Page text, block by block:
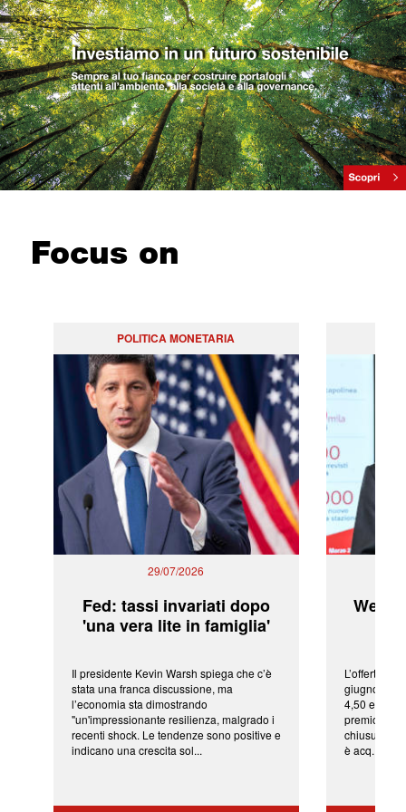
Focus on
POLITICA MONETARIA
29/07/2026
Fed: tassi invariati dopo
'una vera lite in famiglia'
Il presidente Kevin Warsh spiega che c’è
stata una franca discussione, ma
l’economia sta dimostrando
"un'impressionante resilienza, malgrado i
recenti shock. Le tendenze sono positive e
indicano una crescita sol...
L’offerta
giugno da
4,50 euro
premio di
chiusura
è acq...